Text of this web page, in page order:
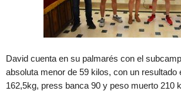
David cuenta en su palmarés con el
absoluta menor de 59 kilos, con un resultado
162,5kg, press banca 90 y peso muerto 210